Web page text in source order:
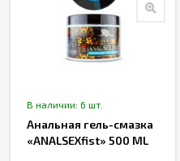
В наличии: 6 шт.
Анальная гель-смазка
«ANALSEXfist» 500 ML